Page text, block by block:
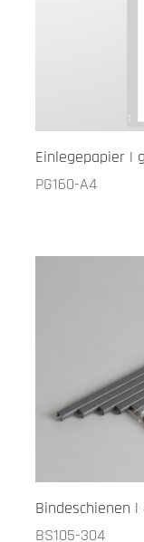
Einlegepapier |
PG160-A4
Bindeschienen
BS105-304